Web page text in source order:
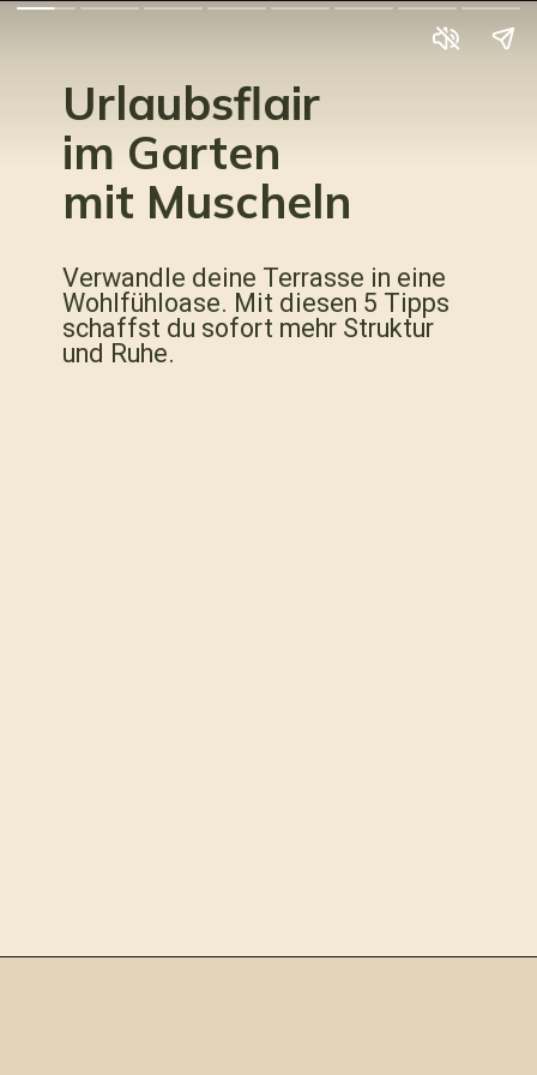
Urlaubsflair
im Garten
mit Muscheln
Verwandle deine Terrasse in eine
Wohlfühloase. Mit diesen 5 Tipps
schaffst du sofort mehr Struktur
und Ruhe.